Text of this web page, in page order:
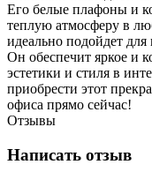
Его белые плафоны и
теплую атмосферу в
идеально подойдет
Он обеспечит яркое и
эстетики и стиля в
приобрести этот
офиса прямо сейчас!
Отзывы
Написать отзыв